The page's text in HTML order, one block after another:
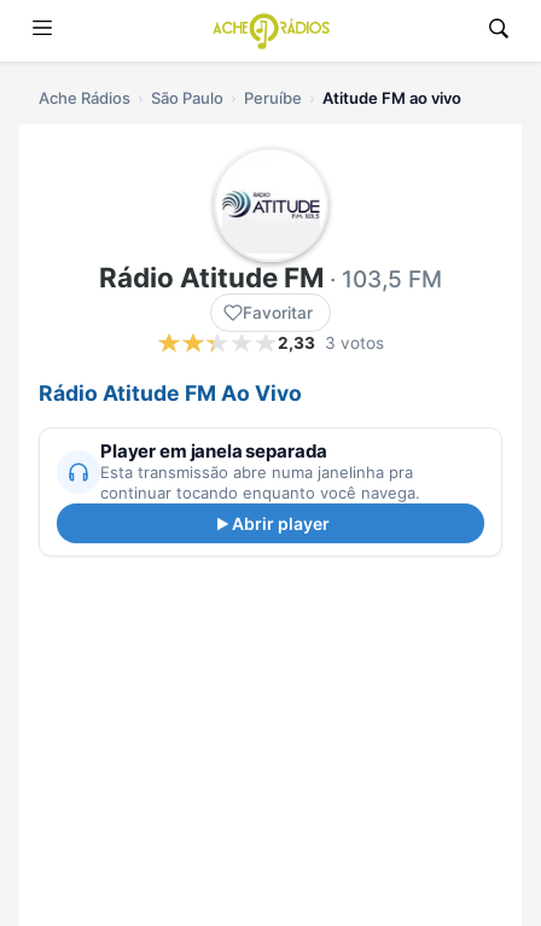
Ache Rádios São Paulo Peruíbe Atitude FM ao vivo
Rádio Atitude FM · 103,5 FM
Favoritar
2,33 3 votos
Rádio Atitude FM Ao Vivo
Player em janela separada
Esta transmissão abre numa janelinha pra
continuar tocando enquanto você navega.
Abrir player